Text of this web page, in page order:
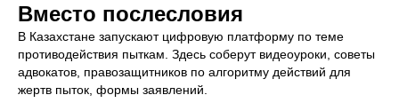
Вместо послесловия
В Казахстане запускают цифровую платформу по теме
противодействия пыткам. Здесь соберут видеоуроки, советы
адвокатов, правозащитников по алгоритму действий для
жертв пыток, формы заявлений.